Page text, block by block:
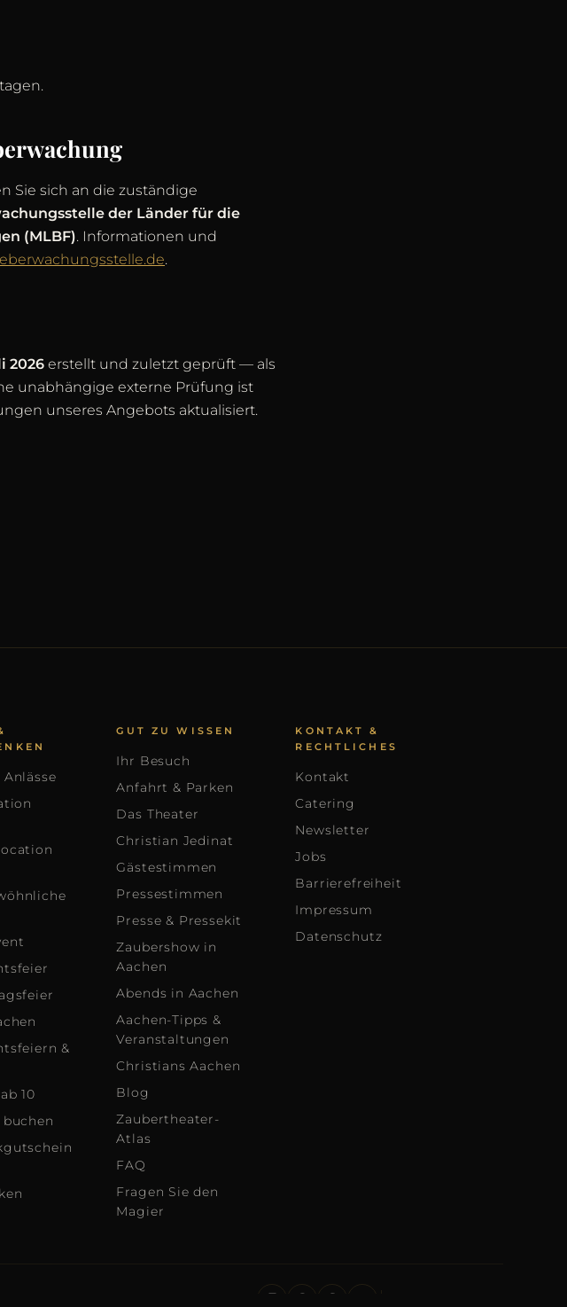
Sie sich an die zuständige
der Länder für die
(MLBF). Informationen und
.
2026 erstellt und zuletzt geprüft — als
unabhängige externe Prüfung ist
unseres Angebots aktualisiert.
&
10
GUT ZU WISSEN
Ihr Besuch
Anfahrt & Parken
Das Theater
Christian Jedinat
Gästestimmen
Pressestimmen
Presse & Pressekit
Zaubershow in
Aachen
Abends in Aachen
Aachen-Tipps &
Veranstaltungen
Christians Aachen
Blog
Zaubertheater-
Atlas
FAQ
Fragen Sie den
Magier
KONTAKT &
RECHTLICHES
Kontakt
Catering
Newsletter
Jobs
Barrierefreiheit
Impressum
Datenschutz